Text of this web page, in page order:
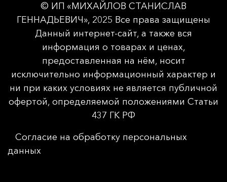
© ИП «МИХАЙЛОВ СТАНИСЛАВ
ГЕННАДЬЕВИЧ», 2025 Все права защищены
Данный интернет-сайт, а также вся
информация о товарах и ценах,
предоставленная на нём, носит
исключительно информационный характер и
ни при каких условиях не является публичной
офертой, определяемой положениями Статьи
437 ГК РФ
Согласие на обработку персональных
данных